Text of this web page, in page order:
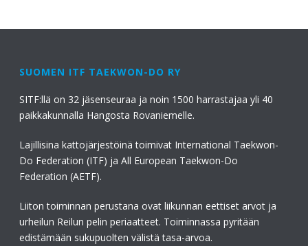
SUOMEN ITF TAEKWON-DO RY
SITF:llä on 32 jäsenseuraa ja noin 1500 harrastajaa yli 40
paikkakunnalla Hangosta Rovaniemelle.
Lajillisina kattojärjestöinä toimivat International Taekwon-
Do Federation (ITF) ja All European Taekwon-Do
Federation (AETF).
Liiton toiminnan perustana ovat liikunnan eettiset arvot ja
urheilun Reilun pelin periaatteet. Toiminnassa pyritään
edistämään sukupuolten välistä tasa-arvoa.